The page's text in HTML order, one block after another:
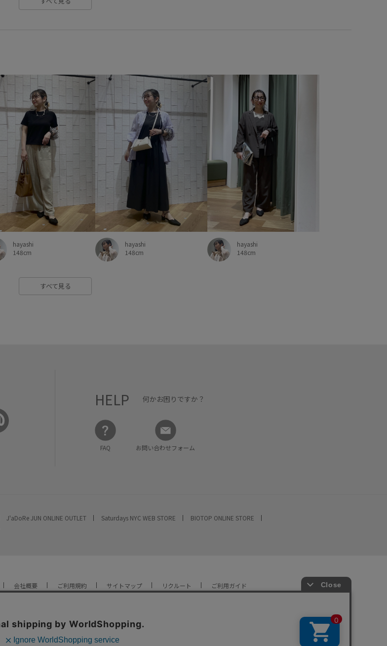
ニット素材
ワイドパンツ ヴィンテージ ヴィンテージ感 伸縮性
取り外し可能 大人カジュアル 大人可愛い 女性らしさ
快適 快適なはき心地 快適な着心地 抜け感 接触冷感
普段使いも出来る 機能的 機能素材 歩きやすい 毛玉になりにくい
滑らかな肌触り 疲れにくい 立体感 細く見える
肌離れが良い 肌馴染が良い 華やか 薄手 軽量素材
長財布 防臭効果 限定カラー 高見え
hayashi
148cm
hayashi
148cm
hayashi
148cm
すべて見る
HELP 何かお困りですか？
FAQ お問い合わせフォーム
J'aDoRe JUN ONLINE OUTLET Saturdays NYC WEB STORE
BIOTOP ONLINE STORE
会社概要 ご利用規約 サイトマップ リクルート ご利用ガイド
YOU ARE CULTURE.